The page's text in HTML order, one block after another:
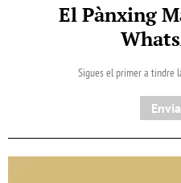
El Pànxing
Sigues el primer a tindre